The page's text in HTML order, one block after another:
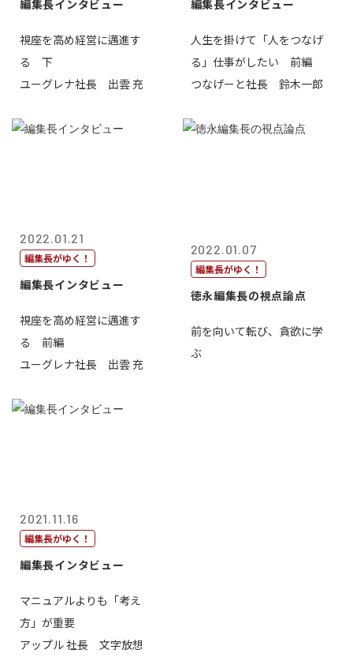
編集長インタビュー
視座を高め経営に邁進す
る 下
ユーグレナ社長 出雲 充
編集長インタビュー
人生を掛けて「人をつなげ
る」仕事がしたい 前編
つなげーと社長 鈴木一郎
2022.01.21
編集長がゆく！
編集長インタビュー
視座を高め経営に邁進す
る 前編
ユーグレナ社長 出雲 充
2022.01.07
編集長がゆく！
徳永編集長の視点論点
前を向いて転び、貪欲に学
ぶ
2021.11.16
編集長がゆく！
編集長インタビュー
マニュアルよりも「考え
方」が重要
アップル 社長 文字放想